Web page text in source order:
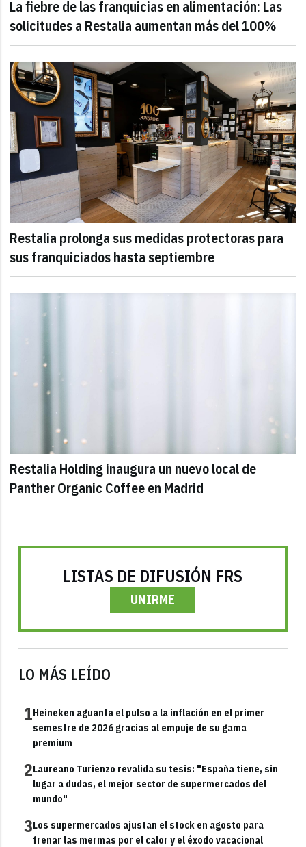
La fiebre de las franquicias en alimentación: Las
solicitudes a Restalia aumentan más del 100%
Restalia prolonga sus medidas protectoras para
sus franquiciados hasta septiembre
Restalia Holding inaugura un nuevo local de
Panther Organic Coffee en Madrid
LISTAS DE DIFUSIÓN FRS
UNIRME
LO MÁS LEÍDO
1Heineken aguanta el pulso a la inflación en el primer
semestre de 2026 gracias al empuje de su gama
premium
2Laureano Turienzo revalida su tesis: "España tiene, sin
lugar a dudas, el mejor sector de supermercados del
mundo"
3Los supermercados ajustan el stock en agosto para
frenar las mermas por el calor y el éxodo vacacional